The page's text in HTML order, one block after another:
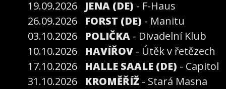
19.09.2026
JENA (DE) - F-Haus
26.09.2026
FORST (DE) - Manitu
03.10.2026
POLIČKA - Divadelní Klub
10.10.2026
HAVÍŘOV - Útěk v řetězech
17.10.2026
HALLE SAALE (DE) - Capitol
31.10.2026
KROMĚŘÍŽ - Stará Masna